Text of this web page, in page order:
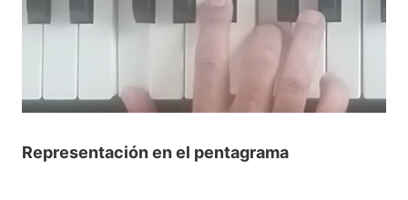
Representación en el pentagrama